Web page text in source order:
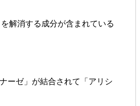
解消する成分が含まれている
ーゼ」が結合されて「アリシ